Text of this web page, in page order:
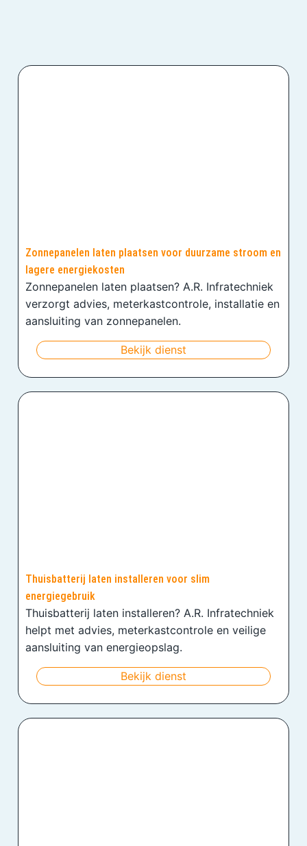
Zonnepanelen laten plaatsen voor duurzame stroom en
lagere energiekosten
Zonnepanelen laten plaatsen? A.R. Infratechniek
verzorgt advies, meterkastcontrole, installatie en
aansluiting van zonnepanelen.
Bekijk dienst
Thuisbatterij laten installeren voor slim
energiegebruik
Thuisbatterij laten installeren? A.R. Infratechniek
helpt met advies, meterkastcontrole en veilige
aansluiting van energieopslag.
Bekijk dienst